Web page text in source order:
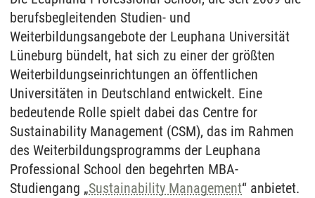
berufsbegleitenden Studien- und
Weiterbildungsangebote der Leuphana Universität
Lüneburg bündelt, hat sich zu einer der größten
Weiterbildungseinrichtungen an öffentlichen
Universitäten in Deutschland entwickelt. Eine
bedeutende Rolle spielt dabei das Centre for
Sustainability Management (CSM), das im Rahmen
des Weiterbildungsprogramms der Leuphana
Professional School den begehrten MBA-
Studiengang „Sustainability Management“ anbietet.